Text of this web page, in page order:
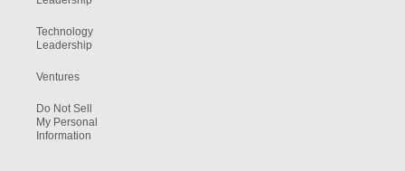
Technology
Leadership
Ventures
Do Not Sell
My Personal
Information